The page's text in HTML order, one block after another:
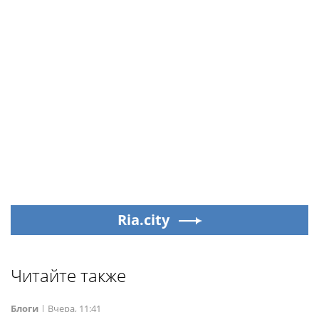
Ria.city
Читайте также
Блоги | Вчера, 11:41